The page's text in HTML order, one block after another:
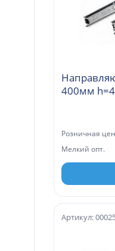
400мм
Розничная
Мелкий опт.
Артикул: